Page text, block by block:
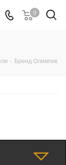
0
- Бренд Олимпик